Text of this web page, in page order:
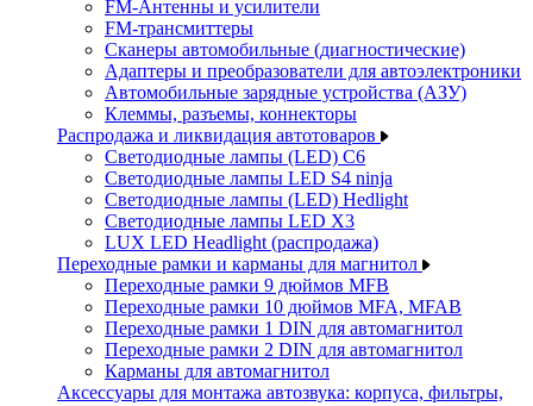
FM-Антенны и усилители
FM-трансмиттеры
Сканеры автомобильные (диагностические)
Адаптеры и преобразователи для автоэлектроники
Автомобильные зарядные устройства (АЗУ)
Клеммы, разъемы, коннекторы
Распродажа и ликвидация автотоваров
Светодиодные лампы (LED) C6
Светодиодные лампы LED S4 ninja
Светодиодные лампы (LED) Hedlight
Светодиодные лампы LED X3
LUX LED Headlight (распродажа)
Переходные рамки и карманы для магнитол
Переходные рамки 9 дюймов MFB
Переходные рамки 10 дюймов MFA, MFAB
Переходные рамки 1 DIN для автомагнитол
Переходные рамки 2 DIN для автомагнитол
Карманы для автомагнитол
Аксессуары для монтажа автозвука: корпуса, фильтры,